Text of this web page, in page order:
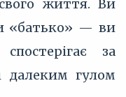
життя. Ви
«батько» — ви
за
далеким гулом